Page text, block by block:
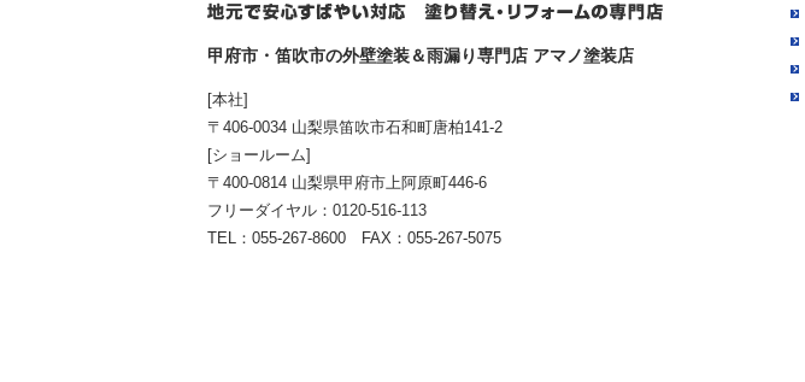
甲府市・笛吹市の外壁塗装＆雨漏り専門店 アマノ塗装店
[本社]
〒406-0034 山梨県笛吹市石和町唐柏141-2
[ショールーム]
〒400-0814 山梨県甲府市上阿原町446-6
フリーダイヤル： 0120-516-113
TEL：055-267-8600 FAX：055-267-5075